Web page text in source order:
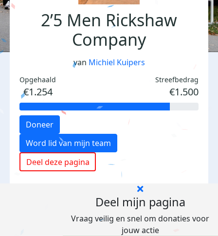
2’5 Men Rickshaw
Company
van Michiel Kuipers
Opgehaald
€1.254
Streefbedrag
€1.500
Doneer
Word lid van mijn team
Deel deze pagina
Deel mijn pagina
Vraag veilig en snel om donaties voor
jouw actie